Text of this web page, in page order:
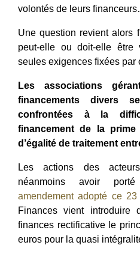
volontés de leurs
Une question revient alors
peut-elle ou doit-elle être
seules exigences fixées par
Les associations
financements divers
confrontées à la
financement de la
d’égalité de traitement
Les actions des
néanmoins avoir
amendement adopté ce
Finances vient
finances rectificative le
euros pour la quasi